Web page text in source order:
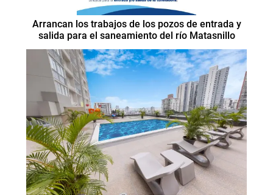
Arrancan los trabajos de los pozos de entrada y
salida para el saneamiento del río Matasnillo